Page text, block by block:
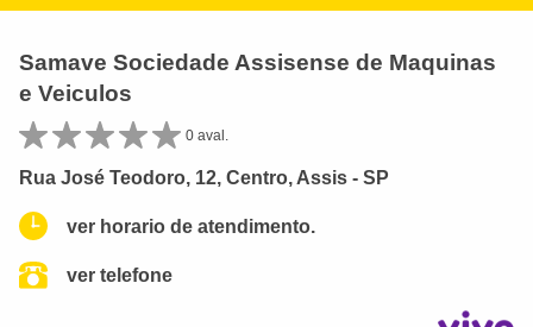
Samave Sociedade Assisense de Maquinas
e Veiculos
0 aval.
Rua José Teodoro, 12, Centro, Assis - SP
ver horario de atendimento.
ver telefone